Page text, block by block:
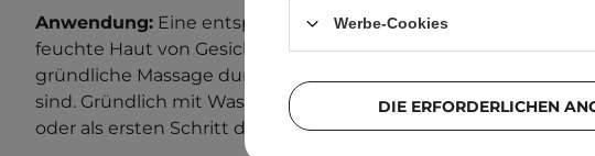
Anwendung: Eine entsprechende Menge des Produkts auf die
feuchte Haut von Gesicht und Augenlidern auftragen. Eine
gründliche Massage durchführen, bis Make-up und
sind. Gründlich mit Wasser abspülen. Als eigenständigen
oder als ersten Schritt der doppelten Gesichtsreinigung
Werbe-Cookies
DIE ERFORDERLICHEN